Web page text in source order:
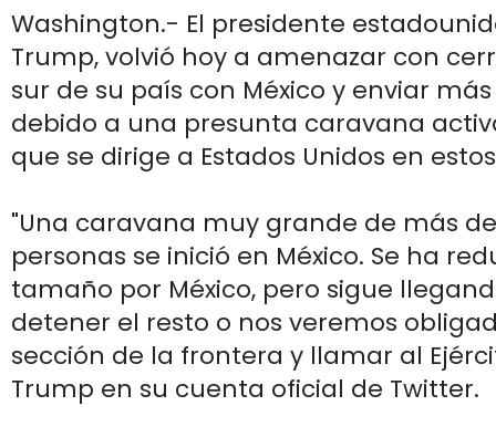
Washington.- El presidente
Trump, volvió hoy a amenazar con
sur de su país con México y enviar
debido a una presunta caravana
que se dirige a Estados Unidos en
"Una caravana muy grande de más de
personas se inició en México. Se ha
tamaño por México, pero sigue
detener el resto o nos veremos
sección de la frontera y llamar al
Trump en su cuenta oficial de Twitter.